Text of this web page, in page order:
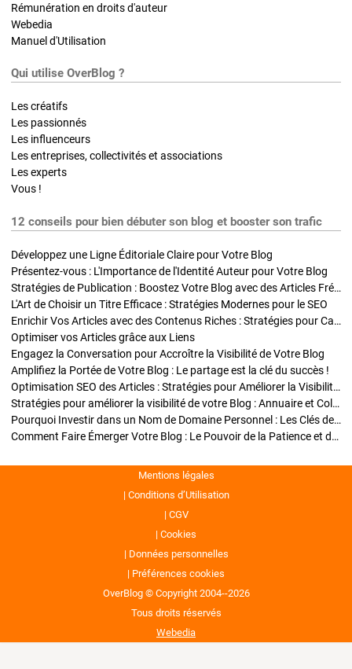
Rémunération en droits d'auteur
Webedia
Manuel d'Utilisation
Qui utilise OverBlog ?
Les créatifs
Les passionnés
Les influenceurs
Les entreprises, collectivités et associations
Les experts
Vous !
12 conseils pour bien débuter son blog et booster son trafic
Développez une Ligne Éditoriale Claire pour Votre Blog
Présentez-vous : L'Importance de l'Identité Auteur pour Votre Blog
Stratégies de Publication : Boostez Votre Blog avec des Articles Fréquents et Exclusifs
L'Art de Choisir un Titre Efficace : Stratégies Modernes pour le SEO
Enrichir Vos Articles avec des Contenus Riches : Stratégies pour Captiver et Optimiser
Optimiser vos Articles grâce aux Liens
Engagez la Conversation pour Accroître la Visibilité de Votre Blog
Amplifiez la Portée de Votre Blog : Le partage est la clé du succès !
Optimisation SEO des Articles : Stratégies pour Améliorer la Visibilité de Votre Blog
Stratégies pour améliorer la visibilité de votre Blog : Annuaire et Collaborations
Pourquoi Investir dans un Nom de Domaine Personnel : Les Clés de la Réussite de Votre Blog
Comment Faire Émerger Votre Blog : Le Pouvoir de la Patience et de la Persévérance
Mentions légales
Conditions d’Utilisation
CGV
Cookies
Données personnelles
Préférences cookies
OverBlog © Copyright 2004--2026
Tous droits réservés
Webedia